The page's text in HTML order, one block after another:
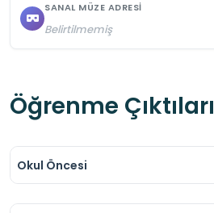
SANAL MÜZE ADRESI
Belirtilmemiş
Öğrenme Çıktıları
Okul Öncesi